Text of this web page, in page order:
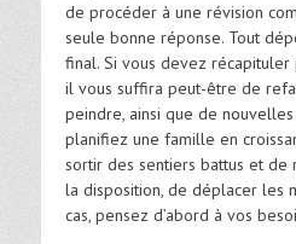
de procéder à une révision
seule bonne réponse. Tout
final. Si vous devez
il vous suffira peut-être de
peindre, ainsi que de
planifiez une famille en
sortir des sentiers battus et
la disposition, de déplacer les
cas, pensez d’abord à vos